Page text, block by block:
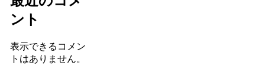
ント
表示できるコメン
トはありません。